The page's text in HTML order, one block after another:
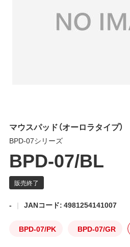
マウスパッド（オーロラタイプ）
BPD-07シリーズ
BPD-07/BL
- JANコード: 4981254141007
BPD-07/PK BPD-07/GR